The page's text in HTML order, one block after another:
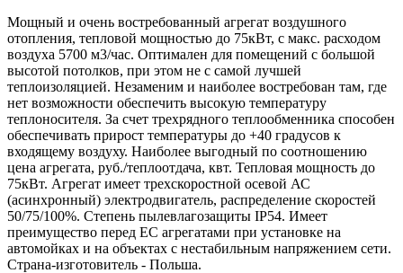
Мощный и очень востребованный агрегат воздушного
отопления, тепловой мощностью до 75кВт, с макс. расходом
воздуха 5700 м3/час. Оптимален для помещений с большой
высотой потолков, при этом не с самой лучшей
теплоизоляцией. Незаменим и наиболее востребован там, где
нет возможности обеспечить высокую температуру
теплоносителя. За счет трехрядного теплообменника способен
обеспечивать прирост температуры до +40 градусов к
входящему воздуху. Наиболее выгодный по соотношению
цена агрегата, руб./теплоотдача, квт. Тепловая мощность до
75кВт. Агрегат имеет трехскоростной осевой АС
(асинхронный) электродвигатель, распределение скоростей
50/75/100%. Степень пылевлагозащиты IP54. Имеет
преимущество перед ЕС агрегатами при установке на
автомойках и на объектах с нестабильным напряжением сети.
Страна-изготовитель - Польша.